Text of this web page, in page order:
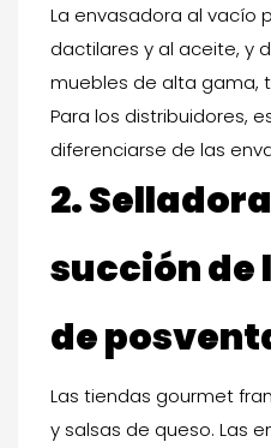
La envasadora al vacío
dactilares y al aceite, y
muebles de alta gama,
Para los distribuidores,
diferenciarse de las
2.
succión de
de
Las tiendas gourmet
y salsas de queso. Las